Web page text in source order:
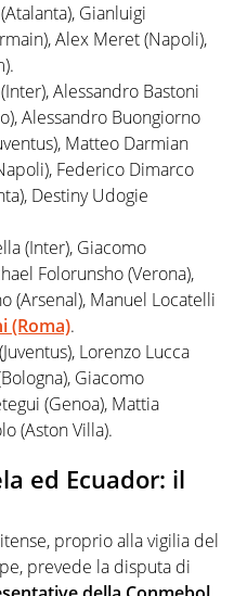
Gianluigi
Alex Meret (Napoli),
Alessandro Bastoni
Alessandro Buongiorno
Matteo Darmian
Federico Dimarco
Destiny Udogie
(Inter), Giacomo
Folorunsho (Verona),
(Arsenal), Manuel Locatelli
(Roma).
Lorenzo Lucca
Giacomo
(Genoa), Mattia
(Aston Villa).
ed Ecuador: il
proprio alla vigilia del
prevede la disputa di